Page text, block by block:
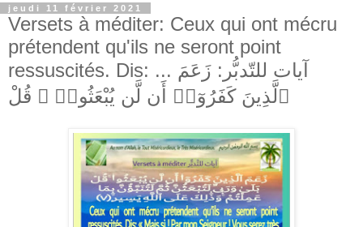
jeudi 11 février 2021
Versets à méditer: Ceux qui ont mécru
prétendent qu'ils ne seront point
ressuscités. Dis: ... آيات للتّدبُّر: زَعَمَ
ٱلَّذِينَ كَفَرُوٓا۟ أَن لَّن يُبْعَثُوا۟ ۚ قُلْ